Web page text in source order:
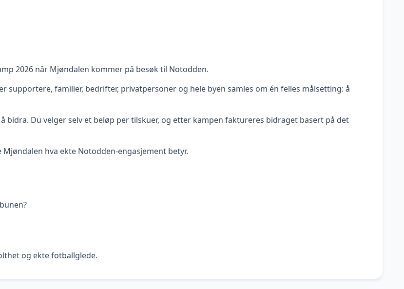
2026 når Mjøndalen kommer på besøk til Notodden.
supportere, familier, bedrifter, privatpersoner og hele byen samles om én felles målsetting: å
Du velger selv et beløp per tilskuer, og etter kampen faktureres bidraget basert på det
hva ekte Notodden-engasjement betyr.
og ekte fotballglede.